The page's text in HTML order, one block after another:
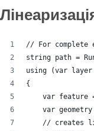
// For complete
string path =
using (var layer
{
var feature
var
// creates